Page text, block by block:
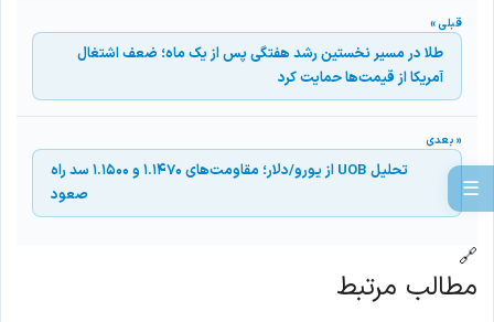
☰
طلا در مسیر نخستین رشد هفتگی پس از یک ماه؛ ضعف اشتغال
آمریکا از قیمت‌ها حمایت کرد
تحلیل UOB از یورو/دلار؛ مقاومت‌های ۱.۱۴۷۰ و ۱.۱۵۰۰ سد راه
صعود
🔗
مطالب مرتبط